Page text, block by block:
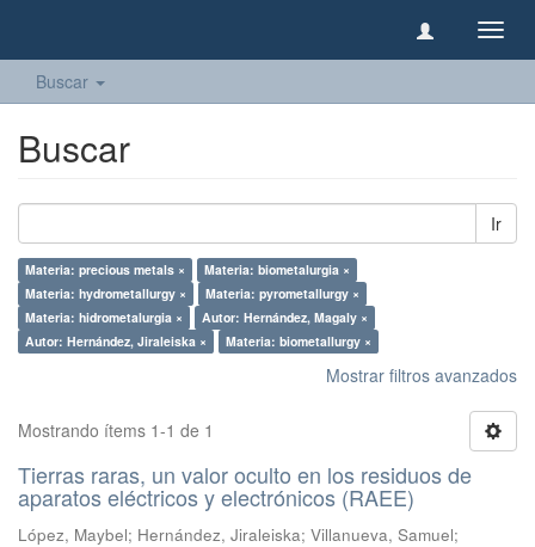
Buscar
Buscar
Ir
Materia: precious metals ×
Materia: biometalurgia ×
Materia: hydrometallurgy ×
Materia: pyrometallurgy ×
Materia: hidrometalurgia ×
Autor: Hernández, Magaly ×
Autor: Hernández, Jiraleiska ×
Materia: biometallurgy ×
Mostrar filtros avanzados
Mostrando ítems 1-1 de 1
Tierras raras, un valor oculto en los residuos de
aparatos eléctricos y electrónicos (RAEE)
López, Maybel; Hernández, Jiraleiska; Villanueva, Samuel;